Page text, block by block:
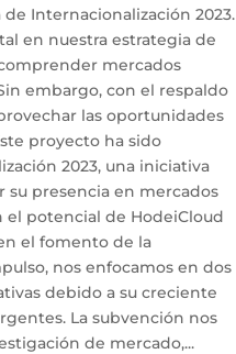
Internacionalización 2023.
en nuestra estrategia de
mercados
embargo, con el respaldo
las oportunidades
proyecto ha sido
2023, una iniciativa
su presencia en mercados
el potencial de HodeiCloud
el fomento de la
nos enfocamos en dos
debido a su creciente
La subvención nos
de mercado,...